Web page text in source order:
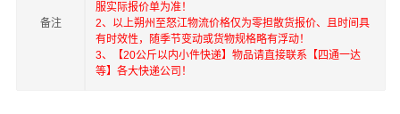
备注
服实际报价单为准！
2、以上朔州 至怒江物流价格仅为零担散货报价、且时间具
有时效性，随季节变动或货物规格略有浮动！
3、【20公斤以内小件快递】物品请直接联系【四通一达
等】各大快递公司！